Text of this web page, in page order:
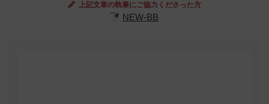
上記文章の執筆にご協力くださった方
NEW-BB